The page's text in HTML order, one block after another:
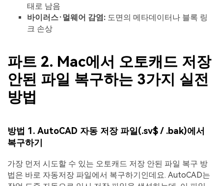
태로 남음
바이러스·멀웨어 감염: 도면의 메타데이터나 블록 링
크 손상
파트 2. Mac에서 오토캐드 저장
안된 파일 복구하는 3가지 실전
방법
방법 1. AutoCAD 자동 저장 파일(.sv$ / .bak)에서
복구하기
가장 먼저 시도할 수 있는 오토캐드 저장 안된 파일 복구 방
법은 바로 자동저장 파일에서 복구하기인데요. AutoCAD는